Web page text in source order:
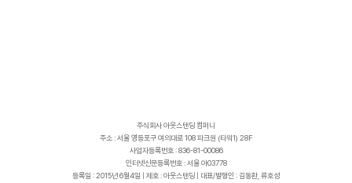
주식회사 아웃스탠딩 컴퍼니
주소 : 서울 영등포구 여의대로 108 파크원 (타워1) 28F
사업자등록번호 : 836-81-00086
인터넷신문등록번호 : 서울 아03778
등록일 : 2015년 6월4일 | 제호 : 아웃스탠딩 | 대표/발행인 : 김동환, 류호성